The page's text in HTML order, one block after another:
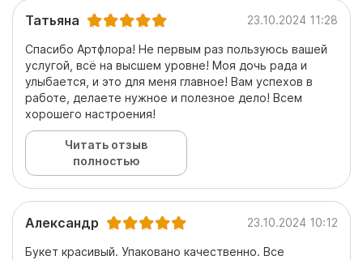
Татьяна 23.10.2024 11:28
Спасибо Артфлора! Не первым раз пользуюсь вашей
услугой, всё на высшем уровне! Моя дочь рада и
улыбается, и это для меня главное! Вам успехов в
работе, делаете нужное и полезное дело! Всем
хорошего настроения!
Читать отзыв
полностью
Александр 23.10.2024 10:12
Букет красивый. Упаковано качественно. Все